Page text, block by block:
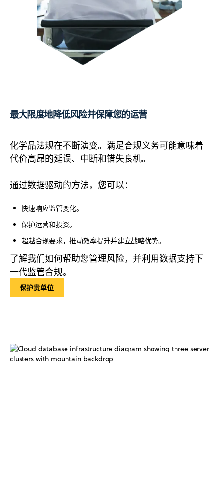
最大限度地降低风险并保障您的运营
化学品法规在不断演变。满足合规义务可能意味着
代价高昂的延误、中断和错失良机。
通过数据驱动的方法，您可以：
快速响应监管变化。
保护运营和投资。
超越合规要求，推动效率提升并建立战略优势。
了解我们如何帮助您管理风险，并利用数据支持下
一代监管合规。
保护贵单位